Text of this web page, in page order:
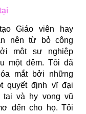
Giáo viên hay
nên từ bỏ công
một sự nghiệp
một đêm. Tôi đã
mắt bởi những
quyết định vĩ đại
và hy vọng vũ
đến cho họ. Tôi